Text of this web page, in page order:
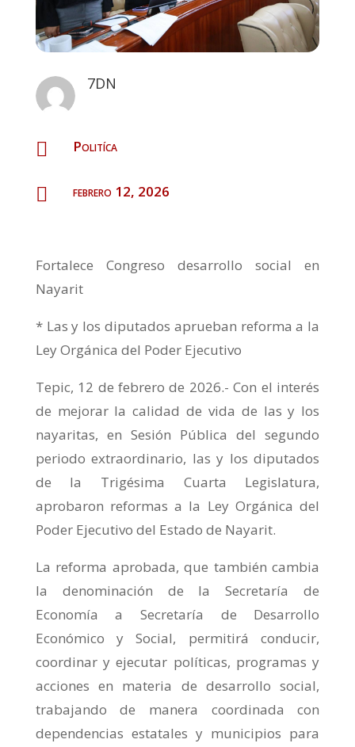
7DN
 Politíca
 febrero 12, 2026
Fortalece Congreso desarrollo social en
Nayarit
* Las y los diputados aprueban reforma a la
Ley Orgánica del Poder Ejecutivo
Tepic, 12 de febrero de 2026.- Con el interés
de mejorar la calidad de vida de las y los
nayaritas, en Sesión Pública del segundo
periodo extraordinario, las y los diputados
de la Trigésima Cuarta Legislatura,
aprobaron reformas a la Ley Orgánica del
Poder Ejecutivo del Estado de Nayarit.
La reforma aprobada, que también cambia
la denominación de la Secretaría de
Economía a Secretaría de Desarrollo
Económico y Social, permitirá conducir,
coordinar y ejecutar políticas, programas y
acciones en materia de desarrollo social,
trabajando de manera coordinada con
dependencias estatales y municipios para